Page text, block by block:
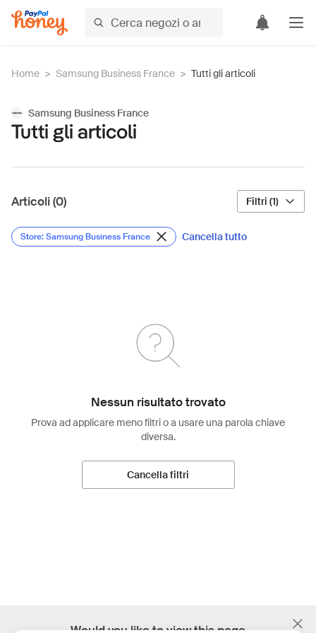
Home > Samsung Business France > Tutti gli articoli
Samsung Business France
Tutti gli articoli
Articoli (0) Filtri (1)
Store: Samsung Business France Cancella tutto
Nessun risultato trovato
Prova ad applicare meno filtri o a usare una parola chiave
diversa.
Cancella filtri